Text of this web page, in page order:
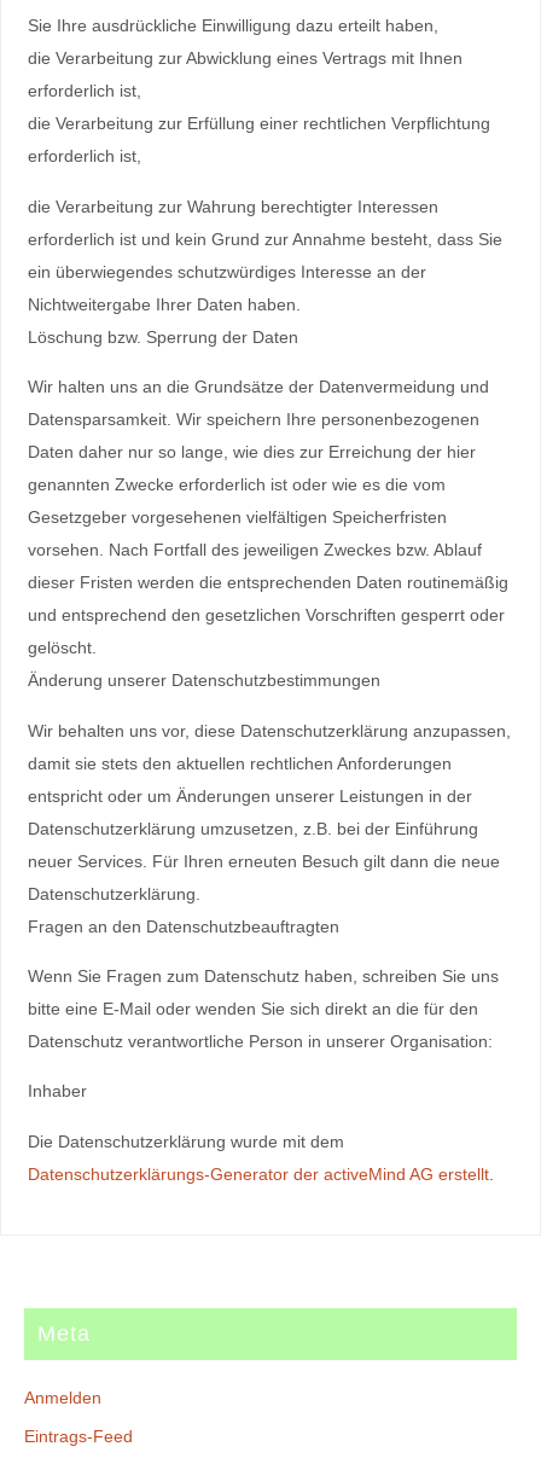
Sie Ihre ausdrückliche Einwilligung dazu erteilt haben,
die Verarbeitung zur Abwicklung eines Vertrags mit Ihnen
erforderlich ist,
die Verarbeitung zur Erfüllung einer rechtlichen Verpflichtung
erforderlich ist,
die Verarbeitung zur Wahrung berechtigter Interessen
erforderlich ist und kein Grund zur Annahme besteht, dass Sie
ein überwiegendes schutzwürdiges Interesse an der
Nichtweitergabe Ihrer Daten haben.
Löschung bzw. Sperrung der Daten
Wir halten uns an die Grundsätze der Datenvermeidung und
Datensparsamkeit. Wir speichern Ihre personenbezogenen
Daten daher nur so lange, wie dies zur Erreichung der hier
genannten Zwecke erforderlich ist oder wie es die vom
Gesetzgeber vorgesehenen vielfältigen Speicherfristen
vorsehen. Nach Fortfall des jeweiligen Zweckes bzw. Ablauf
dieser Fristen werden die entsprechenden Daten routinemäßig
und entsprechend den gesetzlichen Vorschriften gesperrt oder
gelöscht.
Änderung unserer Datenschutzbestimmungen
Wir behalten uns vor, diese Datenschutzerklärung anzupassen,
damit sie stets den aktuellen rechtlichen Anforderungen
entspricht oder um Änderungen unserer Leistungen in der
Datenschutzerklärung umzusetzen, z.B. bei der Einführung
neuer Services. Für Ihren erneuten Besuch gilt dann die neue
Datenschutzerklärung.
Fragen an den Datenschutzbeauftragten
Wenn Sie Fragen zum Datenschutz haben, schreiben Sie uns
bitte eine E-Mail oder wenden Sie sich direkt an die für den
Datenschutz verantwortliche Person in unserer Organisation:
Inhaber
Die Datenschutzerklärung wurde mit dem
Datenschutzerklärungs-Generator der activeMind AG erstellt.
Meta
Anmelden
Eintrags-Feed